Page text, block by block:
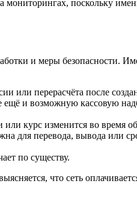
поскольку
и меры безопасности.
или перерасчёта после
и возможную кассовую
курс изменится во время
для перевода, вывода или
по существу.
что сеть